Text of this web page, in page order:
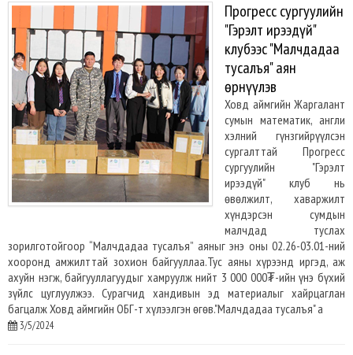
Прогресс сургуулийн
"Гэрэлт ирээдүй"
клубээс "Малчдадаа
тусалъя" аян
өрнүүлэв
Ховд аймгийн Жаргалант
сумын математик, англи
хэлний гүнзгийрүүлсэн
сургалттай Прогресс
сургуулийн "Гэрэлт
ирээдүй" клуб нь
өвөлжилт, хаваржилт
хүндэрсэн сумдын
малчдад туслах
зорилготойгоор “Малчдадаа тусалъя” аяныг энэ оны 02.26-03.01-ний
хооронд амжилттай зохион байгууллаа.Тус аяны хүрээнд иргэд, аж
ахуйн нэгж, байгууллагуудыг хамруулж нийт 3 000 000₮-ийн үнэ бүхий
зүйлс цуглуулжээ. Сурагчид хандивын эд материалыг хайрцаглан
багцалж Ховд аймгийн ОБГ-т хүлээлгэн өгөв."Малчдадаа тусалъя" а
3/5/2024